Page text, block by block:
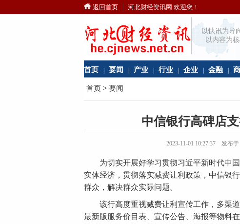
返回首页 河北财经资讯网 欢迎您！
以快讯为导
以内容为
首页 要闻 产业 行业 企业 金融
首页 > 要闻
中信银行高碑店
2023-11-01 10:27:37 发布
为切实开展好学习贯彻习近平新时代中国
实体经济，贯彻落实减费让利政策，中信银
群众，解决群众实际问题。
该行高度重视减费让利宣传工作，多渠道
最新版服务价目表、宣传公告、海报等物料